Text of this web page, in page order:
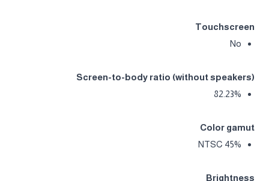
Touchscreen
No
Screen-to-body ratio (without speakers)
82.23%
Color gamut
45% NTSC
Brightness